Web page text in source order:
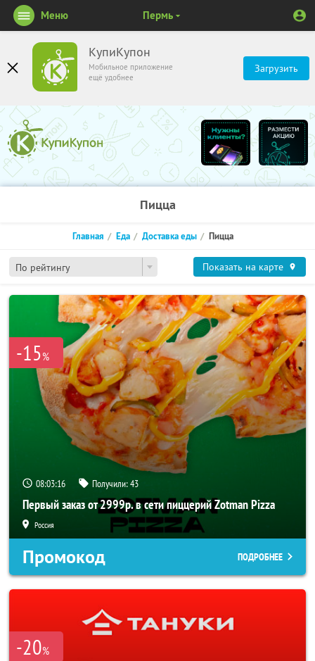
КупиКупон
Мобильное приложение
ещё удобнее
Загрузить
Меню Пермь
Пицца
По рейтингу
Главная Еда Доставка еды Пицца
Показать на карте
-15%
08:03:16 Получили:43
Первый заказ от 2999р. в сети пиццерий Zotman Pizza
Россия
Промокод ПОДРОБНЕЕ
-20%